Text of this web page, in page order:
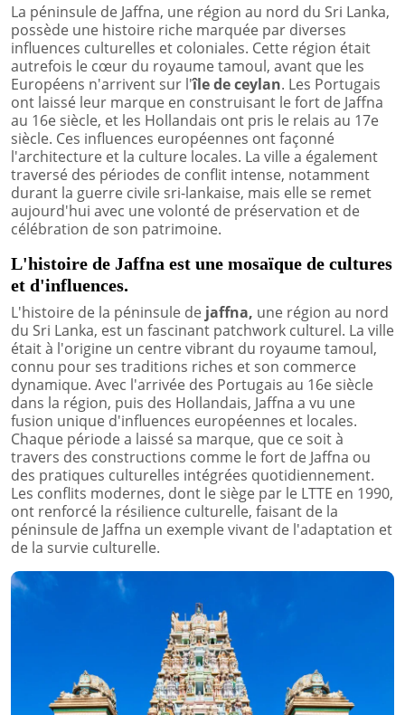
La péninsule de Jaffna, une région au nord du Sri Lanka,
possède une histoire riche marquée par diverses
influences culturelles et coloniales. Cette région était
autrefois le cœur du royaume tamoul, avant que les
Européens n'arrivent sur l'île de ceylan. Les Portugais
ont laissé leur marque en construisant le fort de Jaffna
au 16e siècle, et les Hollandais ont pris le relais au 17e
siècle. Ces influences européennes ont façonné
l'architecture et la culture locales. La ville a également
traversé des périodes de conflit intense, notamment
durant la guerre civile sri-lankaise, mais elle se remet
aujourd'hui avec une volonté de préservation et de
célébration de son patrimoine.
L'histoire de Jaffna est une mosaïque de cultures
et d'influences.
L'histoire de la péninsule de jaffna, une région au nord
du Sri Lanka, est un fascinant patchwork culturel. La ville
était à l'origine un centre vibrant du royaume tamoul,
connu pour ses traditions riches et son commerce
dynamique. Avec l'arrivée des Portugais au 16e siècle
dans la région, puis des Hollandais, Jaffna a vu une
fusion unique d'influences européennes et locales.
Chaque période a laissé sa marque, que ce soit à
travers des constructions comme le fort de Jaffna ou
des pratiques culturelles intégrées quotidiennement.
Les conflits modernes, dont le siège par le LTTE en 1990,
ont renforcé la résilience culturelle, faisant de la
péninsule de Jaffna un exemple vivant de l'adaptation et
de la survie culturelle.